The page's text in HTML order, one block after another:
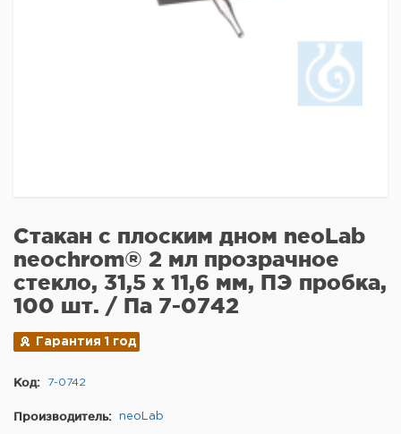
Стакан с плоским дном neoLab
neochrom® 2 мл прозрачное
стекло, 31,5 х 11,6 мм, ПЭ пробка,
100 шт. / Па 7-0742
Гарантия 1 год
Код: 7-0742
Производитель: neoLab